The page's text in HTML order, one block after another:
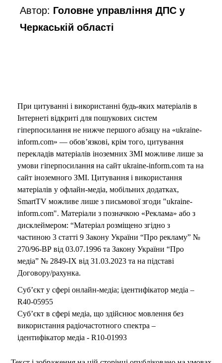
Автор: Головне управління ДПС у
Черкаській області
При цитуванні і використанні будь-яких матеріалів в
Інтернеті відкриті для пошукових систем
гіперпосилання не нижче першого абзацу на «ukraine-
inform.com» — обов’язкові, крім того, цитування
перекладів матеріалів іноземних ЗМІ можливе лише за
умови гіперпосилання на сайт ukraine-inform.com та на
сайт іноземного ЗМІ. Цитування і використання
матеріалів у офлайн-медіа, мобільних додатках,
SmartTV можливе лише з письмової згоди "ukraine-
inform.com". Матеріали з позначкою «Реклама» або з
дисклеймером: “Матеріал розміщено згідно з
частиною 3 статті 9 Закону України “Про рекламу” №
270/96-ВР від 03.07.1996 та Закону України “Про
медіа” № 2849-IX від 31.03.2023 та на підставі
Договору/рахунка.
Суб’єкт у сфері онлайн-медіа; ідентифікатор медіа –
R40-05955
Суб’єкт в сфері медіа, що здійснює мовлення без
використання радіочастотного спектра –
ідентифікатор медіа - R10-01993